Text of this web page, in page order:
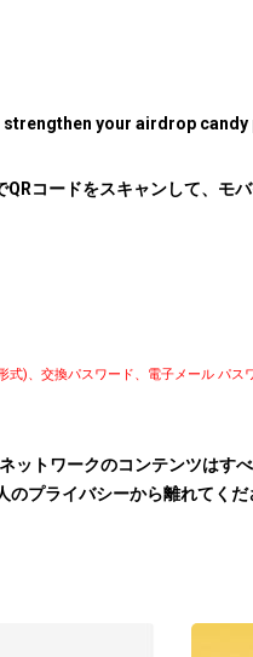
strengthen your airdrop
QRコードをスキャンして、モ
)、交換パスワード、電子メール パ
ットワークのコンテンツはす
プライバシーから離れてく